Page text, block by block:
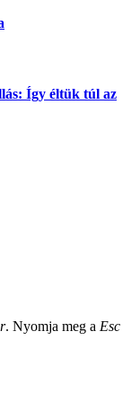
Így éltük túl az
. Nyomja meg a Esc